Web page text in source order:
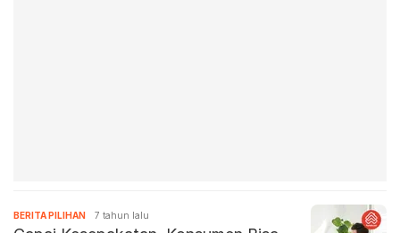
BERITA PILIHAN 7 tahun lalu